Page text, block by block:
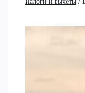
Налоги и вычеты/